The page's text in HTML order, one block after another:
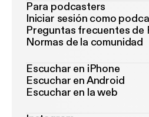
Para podcasters
Iniciar sesión como
Preguntas frecuentes de
Normas de la comunidad
Escuchar en iPhone
Escuchar en Android
Escuchar en la web